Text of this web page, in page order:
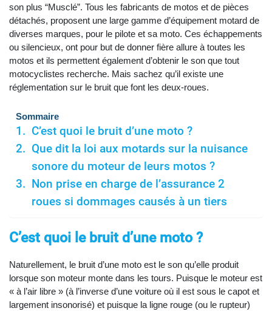
son plus “Musclé”. Tous les fabricants de motos et de pièces
détachés, proposent une large gamme d’équipement motard de
diverses marques, pour le pilote et sa moto. Ces échappements
ou silencieux, ont pour but de donner fière allure à toutes les
motos et ils permettent également d’obtenir le son que tout
motocyclistes recherche. Mais sachez qu’il existe une
réglementation sur le bruit que font les deux-roues.
Sommaire
C’est quoi le bruit d’une moto ?
Que dit la loi aux motards sur la nuisance
sonore du moteur de leurs motos ?
Non prise en charge de l’assurance 2
roues si dommages causés à un tiers
C’est quoi le bruit d’une moto ?
Naturellement, le bruit d’une moto est le son qu’elle produit
lorsque son moteur monte dans les tours. Puisque le moteur est
« à l’air libre » (à l’inverse d’une voiture où il est sous le capot et
largement insonorisé) et puisque la ligne rouge (ou le rupteur)